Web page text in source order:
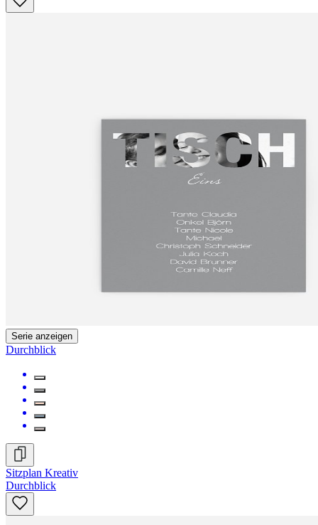
Serie anzeigen
Durchblick
Sitzplan Kreativ
Durchblick